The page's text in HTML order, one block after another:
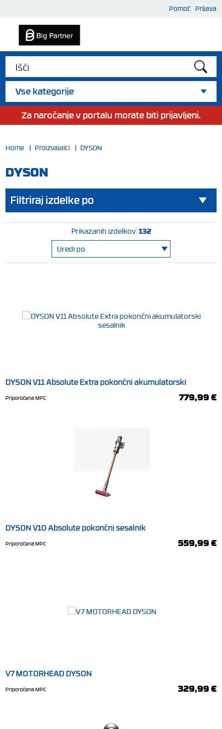
Pomoč Prijava
Vse kategorije
Za naročanje v portalu morate biti prijavljeni.
Home | Proizvajalci | DYSON
DYSON
Filtriraj izdelke po
Prikazanih izdelkov:132
DYSON V11 Absolute Extra pokončni akumulatorski
Priporočena MPC 779,99 €
DYSON V10 Absolute pokončni sesalnik
Priporočena MPC 559,99 €
V7 MOTORHEAD DYSON
Priporočena MPC 329,99 €